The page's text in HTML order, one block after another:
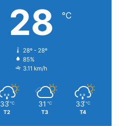
28 ℃
28º - 28º
85%
3.11 km/h
33 ℃
T2
31 ℃
T3
33 ℃
T4